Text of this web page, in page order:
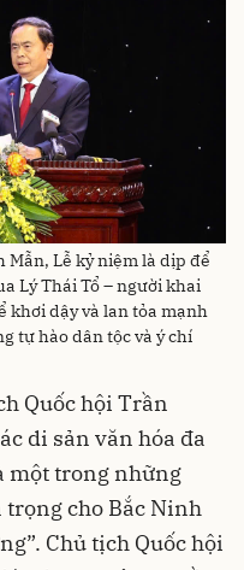
Mẫn, Lễ kỷ niệm là dịp để
Lý Thái Tổ – người khai
khơi dậy và lan tỏa mạnh
tự hào dân tộc và ý chí
Quốc hội Trần
di sản văn hóa đa
một trong những
cho Bắc Ninh
Chủ tịch Quốc hội